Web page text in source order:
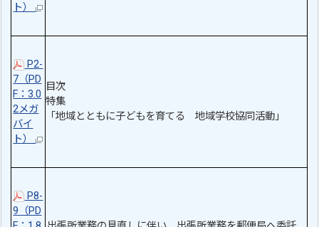
ト）
P2-
7（PD
F：3.0
2メガ
バイ
ト）
目次
特集
「地域とともに子どもを育てる 地域学校協同活動」
P8-
9（PD